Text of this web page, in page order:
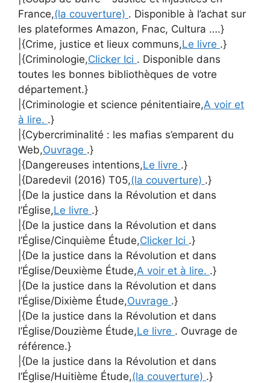
France,(la couverture) . Disponible à l’achat sur
les plateformes Amazon, Fnac, Cultura ….}
|{Crime, justice et lieux communs,Le livre .}
|{Criminologie,Clicker Ici . Disponible dans
toutes les bonnes bibliothèques de votre
département.}
|{Criminologie et science pénitentiaire,A voir et
à lire. .}
|{Cybercriminalité : les mafias s’emparent du
Web,Ouvrage .}
|{Dangereuses intentions,Le livre .}
|{Daredevil (2016) T05,(la couverture) .}
|{De la justice dans la Révolution et dans
l’Église,Le livre .}
|{De la justice dans la Révolution et dans
l’Église/Cinquième Étude,Clicker Ici .}
|{De la justice dans la Révolution et dans
l’Église/Deuxième Étude,A voir et à lire. .}
|{De la justice dans la Révolution et dans
l’Église/Dixième Étude,Ouvrage .}
|{De la justice dans la Révolution et dans
l’Église/Douzième Étude,Le livre . Ouvrage de
référence.}
|{De la justice dans la Révolution et dans
l’Église/Huitième Étude,(la couverture) .}